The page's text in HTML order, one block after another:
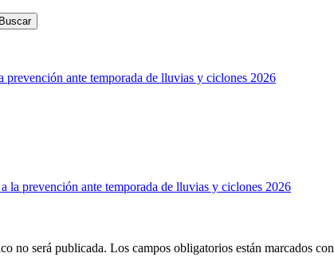
prevención ante temporada de lluvias y ciclones 2026
la prevención ante temporada de lluvias y ciclones 2026
no será publicada. Los campos obligatorios están marcados con